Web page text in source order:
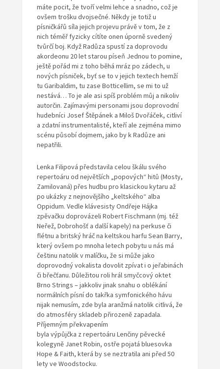
máte pocit, že tvoří velmi lehce a snadno, což je
ovšem trošku dvojsečné. Někdy je totiž u
písničkářů síla jejich projevu právě v tom, že z
nich téměř fyzicky cítíte onen úporně svedený
tvůrčí boj. Když Radůza spustí za doprovodu
akordeonu 20 let starou píseň Jednou to pomine,
ještě pořád mi z toho běhá mráz po zádech, u
nových písniček, byť se to v jejich textech hemží
tu Garibaldim, tu zase Botticellim, se mi to už
nestává… To je ale asi spíš problém můj a nikoliv
autorčin. Zajímavými personami jsou doprovodní
hudebníci Josef Štěpánek a Miloš Dvořáček, citliví
a zdatní instrumentalisté, kteří ale zejména mimo
scénu působí dojmem, jako by k Radůze ani
nepatřili.
Lenka Filipová představila celou škálu svého
repertoáru od největších „popových“ hitů (Mosty,
Zamilovaná) přes hudbu pro klasickou kytaru až
po ukázky z nejnovějšího „keltského“ alba
Oppidum. Vedle klávesisty Ondřeje Hájka
zpěvačku doprovázeli Robert Fischmann (mj. též
Neřež, Dobrohošť a další kapely) na perkuse či
flétnu a britský hráč na keltskou harfu Sean Barry,
který ovšem po mnoha letech pobytu u nás má
češtinu natolik v malíčku, že si může jako
doprovodný vokalista dovolit zpívat i o jeřabinách
či břečťanu. Důležitou roli hrál smyčcový oktet
Brno Strings – jakkoliv jinak snahu o oblékání
normálních písní do takřka symfonického hávu
nijak nemusím, zde byla aranžmá natolik citlivá, že
do atmosféry skladeb přirozeně zapadala.
Příjemným překvapením
byla výpůjčka z repertoáru Lenčiny pěvecké
kolegyně Janet Robin, ostře pojatá bluesovka
Hope & Faith, která by se neztratila ani před 50
lety ve Woodstocku.